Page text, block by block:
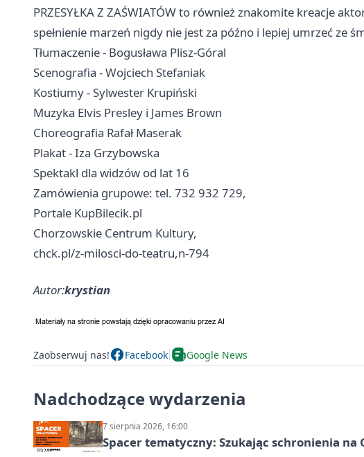
PRZESYŁKA Z ZAŚWIATÓW to również znakomite kreacje
spełnienie marzeń nigdy nie jest za późno i lepiej umrzeć ze
Tłumaczenie - Bogusława Plisz-Góral
Scenografia - Wojciech Stefaniak
Kostiumy - Sylwester Krupiński
Muzyka Elvis Presley i James Brown
Choreografia Rafał Maserak
Plakat - Iza Grzybowska
Spektakl dla widzów od lat 16
Zamówienia grupowe: tel. 732 932 729,
Portale KupBilecik.pl
Chorzowskie Centrum Kultury,
chck.pl/z-milosci-do-teatru,n-794
Autor:krystian
Zaobserwuj nas! Facebook Google News
Nadchodzące wydarzenia
7 sierpnia 2026, 16:00
Spacer tematyczny: Szukając schronienia na